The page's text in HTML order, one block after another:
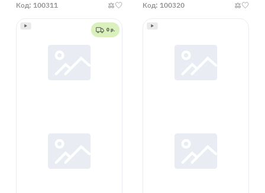
Код: 100311
0 р.
Код: 100320